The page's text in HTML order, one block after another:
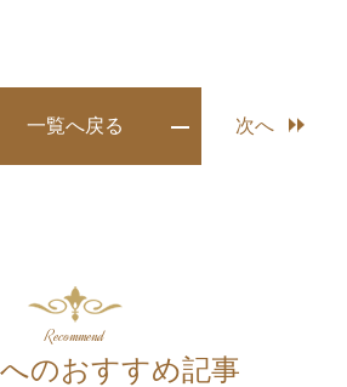
一覧へ戻る 次へ
Recommend
のおすすめ記事